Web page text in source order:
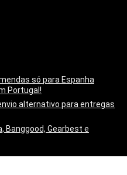
só para Espanha
Portugal!
alternativo para entregas
Banggood, Gearbest e